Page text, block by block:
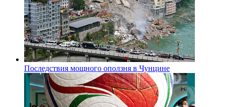
Последствия мощного оползня в Чунцине